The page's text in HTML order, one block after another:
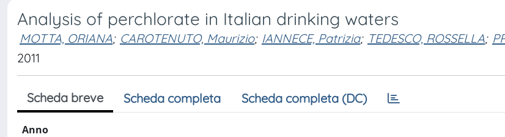
Analysis of perchlorate in Italian drinking waters
MOTTA, ORIANA; CAROTENUTO, Maurizio; IANNECE, Patrizia; TEDESCO, ROSSELLA;
2011
Scheda breve Scheda completa Scheda completa (DC)
Anno